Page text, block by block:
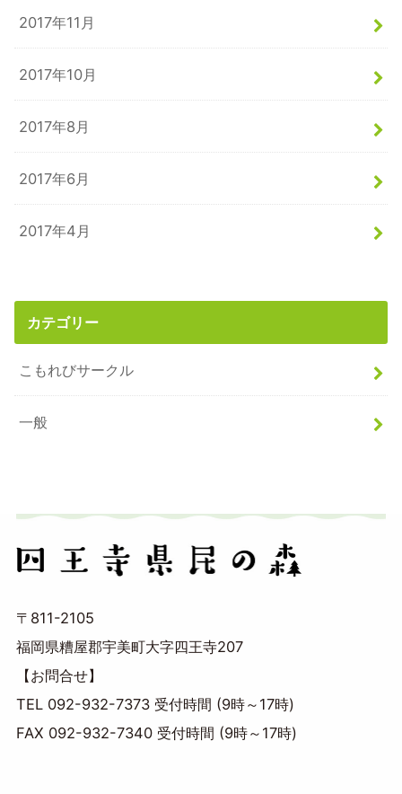
2017年11月
2017年10月
2017年8月
2017年6月
2017年4月
カテゴリー
こもれびサークル
一般
〒811-2105
福岡県糟屋郡宇美町大字四王寺207
【お問合せ】
TEL 092-932-7373 受付時間 (9時～17時)
FAX 092-932-7340 受付時間 (9時～17時)